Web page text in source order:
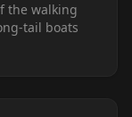
the walking
tail boats